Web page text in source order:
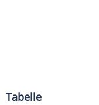
Tabelle